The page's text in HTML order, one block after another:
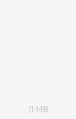
(1449)